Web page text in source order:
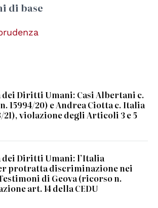
di base
dei Diritti Umani: Casi Albertani c.
15994/20) e Andrea Ciotta c. Italia
violazione degli Articoli 3 e 5
dei Diritti Umani: l’Italia
protratta discriminazione nei
di Geova (ricorso n.
art. 14 della CEDU